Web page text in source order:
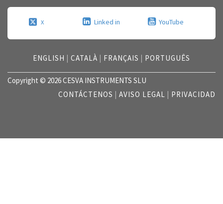
X Linked in YouTube
ENGLISH | CATALÀ | FRANÇAIS | PORTUGUÊS
Copyright © 2026 CESVA INSTRUMENTS SLU
CONTÁCTENOS | AVISO LEGAL | PRIVACIDAD